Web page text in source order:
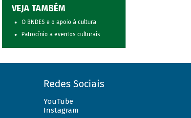
VEJA TAMBÉM
O BNDES e o apoio à cultura
Patrocínio a eventos culturais
Redes Sociais
YouTube
Instagram